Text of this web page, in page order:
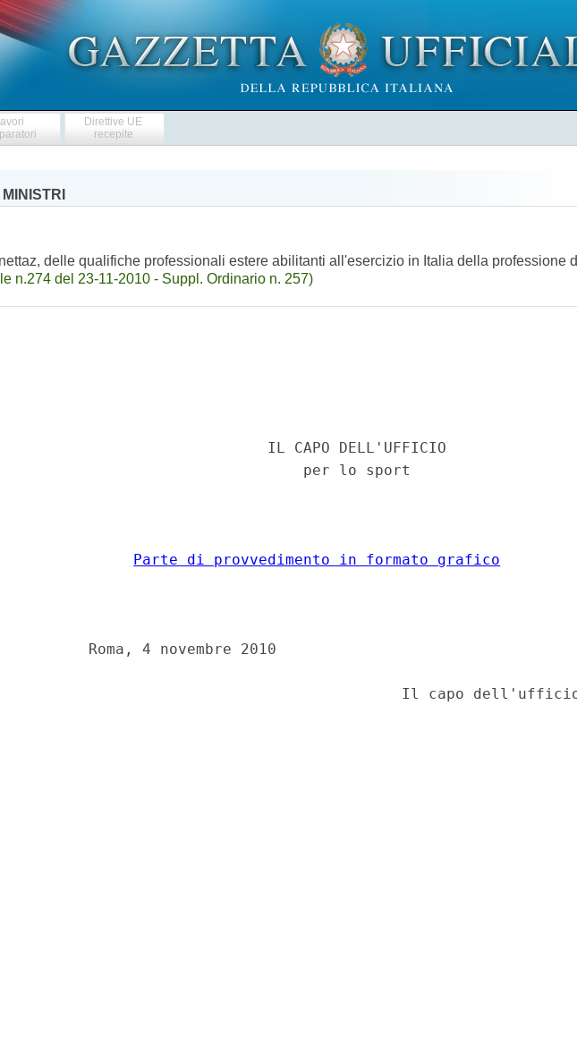
Direttive UE
recepite
delle qualifiche professionali estere abilitanti all'esercizio in Italia della professione
n.274 del 23-11-2010 - Suppl. Ordinario n. 257)